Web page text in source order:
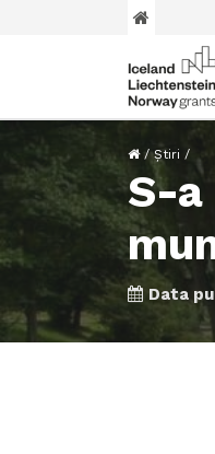
/Știri /
S-
Data